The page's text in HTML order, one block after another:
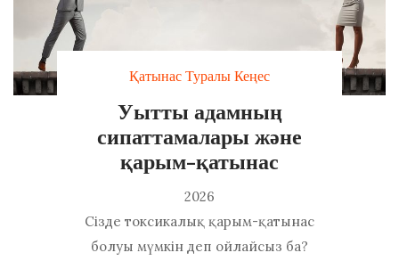
Қатынас Туралы Кеңес
Уытты адамның
сипаттамалары және
қарым-қатынас
2026
Сізде токсикалық қарым-қатынас
болуы мүмкін деп ойлайсыз ба?